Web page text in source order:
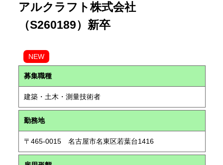
アルクラフト株式会社
（S260189）新卒
NEW
募集職種
建築・土木・測量技術者
勤務地
〒465-0015 名古屋市名東区若葉台1416